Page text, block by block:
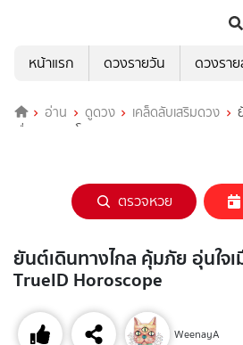
หน้าแรก
ดวงรายวัน ดวงรา
อ่าน ดูดวง เคล็ดลับเสริมดวง
เมื่อเดินทาง โดย TrueID Horoscope
ตรวจหวย
ยันต์เดินทางไกล คุ้มภัย อุ่นใจ
TrueID Horoscope
WeenayA